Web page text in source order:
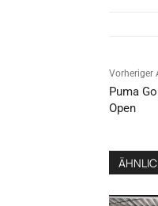
Vorheriger
Puma
Open